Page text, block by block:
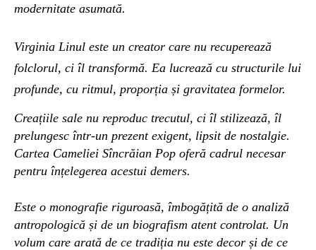
modernitate asumată.
Virginia Linul este un creator care nu recuperează
folclorul, ci îl transformă. Ea lucrează cu structurile lui
profunde, cu ritmul, proporția și gravitatea formelor.
Creațiile sale nu reproduc trecutul, ci îl stilizează, îl
prelungesc într-un prezent exigent, lipsit de nostalgie.
Cartea Cameliei Sîncrăian Pop oferă cadrul necesar
pentru înțelegerea acestui demers.
Este o monografie riguroasă, îmbogățită de o analiză
antropologică și de un biografism atent controlat. Un
volum care arată de ce tradiția nu este decor și de ce